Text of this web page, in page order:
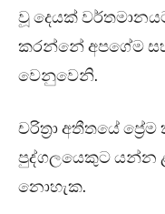
වූ දෙයක්
කරන්නේ අපගේම
වෙනුවෙනි.
චරිත්‍රා අතීතයේ
පුද්ගලයෙකුට යන්න
නොහැක.